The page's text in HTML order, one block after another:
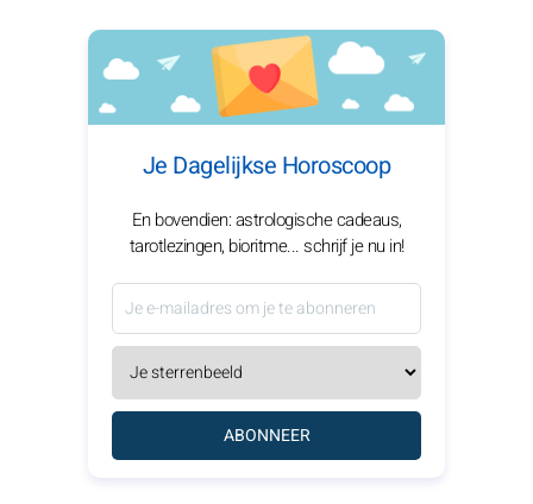
Je Dagelijkse Horoscoop
En bovendien: astrologische cadeaus,
tarotlezingen, bioritme... schrijf je nu in!
ABONNEER